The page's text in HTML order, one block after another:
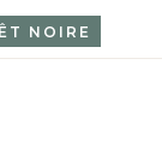
NOIRE